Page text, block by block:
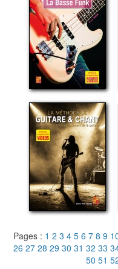
Pages : 1 2 3 4 5 6 7 8 9
26 27 28 29 30 31 32 33
50 51